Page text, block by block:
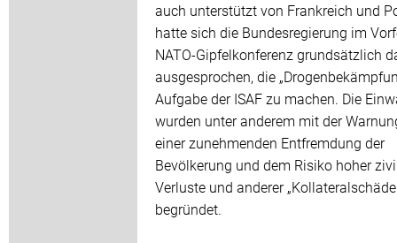
auch unterstützt von Frankreich und
hatte sich die Bundesregierung im
NATO-Gipfelkonferenz grundsätzlich
ausgesprochen, die
Aufgabe der ISAF zu machen. Die
wurden unter anderem mit der
einer zunehmenden Entfremdung der
Bevölkerung und dem Risiko hoher
Verluste und anderer
begründet.